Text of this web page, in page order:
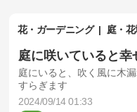
花・ガーデニング 庭・
庭に咲いていると幸
庭にいると、吹く風に木
すらぎます
2024/09/14 01:33